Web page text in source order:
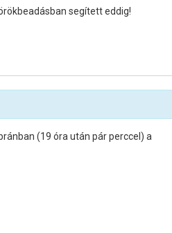
segített eddig!
(19 óra után pár perccel) a